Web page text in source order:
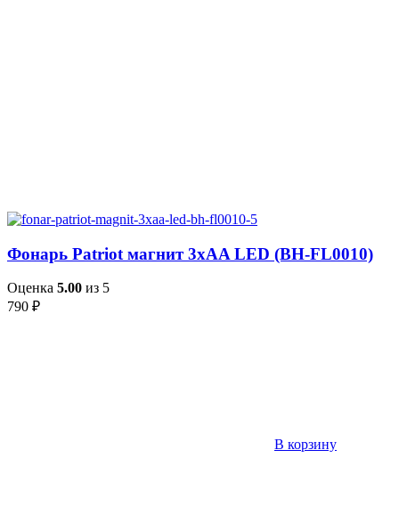
Фонарь Patriot магнит 3xAA LED (BH-FL0010)
Оценка 5.00 из 5
790 ₽
В корзину